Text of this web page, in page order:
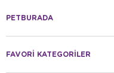
PETBURADA
FAVORİ KATEGORİLER